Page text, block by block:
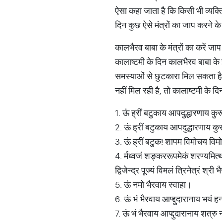
ऐसा कहा जाता है कि किसी भी
दिन कुछ ऐसे मंत्रों का जाप करने
कालभैरव बाबा के मंत्रों का करें जाप
कालाष्टमी के दिन कालभैरव
समस्याओं से छुटकारा मिल सकता
नहीं मिल रही है, तो कालाष्टमी के
1. ऊं ह्रीं बटुकाय आपदुद्धारणाय
2. ऊं ह्रीं बटुकाय आपदुद्धारणाय
3. ऊं ह्रीं बटुक! शापम विमोचय
4. र्मध्वजं शङ्कररूपमेकं
द्विजेन्द्र पूज्यं विमलं त्रिनेत्रं
5. ऊं नमो भैरवाय स्वाहा।
6. ऊं भं भैरवाय आप्द्दुदारानाय भयं
7. ऊं भं भैरवाय आप्द्दुदारानाय